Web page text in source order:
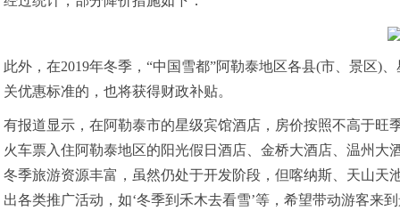
此外，在2019年冬季，“中国雪都”阿勒泰地区各县(市、景区)
关优惠标准的，也将获得财政补贴。
有报道显示，在阿勒泰市的星级宾馆酒店，房价按照不高于
火车票入住阿勒泰地区的阳光假日酒店、金桥大酒店、温州
冬季旅游资源丰富，虽然仍处于开发阶段，但喀纳斯、天山
出各类推广活动，如‘冬季到禾木去看雪’等，希望带动游客来